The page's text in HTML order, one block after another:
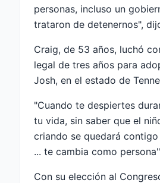
personas, incluso un
trataron de detenernos",
Craig, de 53 años, luchó
legal de tres años para
Josh, en el estado de
"Cuando te despiertes
tu vida, sin saber que el
criando se quedará
... te cambia como
Con su elección al